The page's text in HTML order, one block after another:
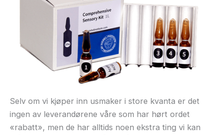
Selv om vi kjøper inn usmaker i store kvanta er det
ingen av leverandørene våre som har hørt ordet
«rabatt», men de har alltids noen ekstra ting vi kan